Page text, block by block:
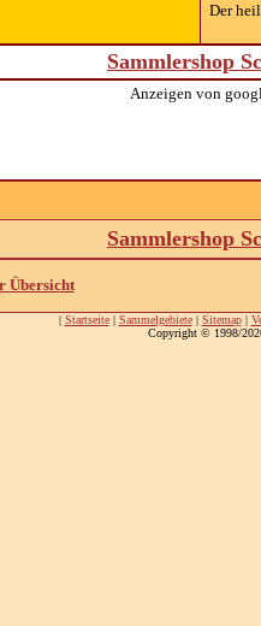
Der
Sammlershop
Anzeigen von
Sammlershop
Übersicht
| Startseite| Sammelgebiete| Sitemap|
Copyright © 1998/